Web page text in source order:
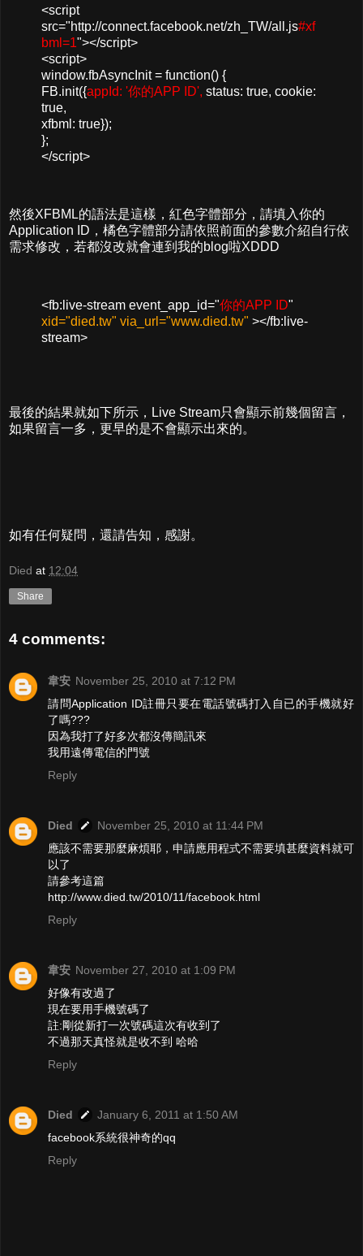
<script
src="http://connect.facebook.net/zh_TW/all.js#xf
bml=1"></script>
<script>
window.fbAsyncInit = function() {
FB.init({appId: '你的APP ID', status: true, cookie:
true,
xfbml: true});
};
</script>
然後XFBML的語法是這樣，紅色字體部分，請填入你的
Application ID，橘色字體部分請依照前面的參數介紹自行依
需求修改，若都沒改就會連到我的blog啦XDDD
<fb:live-stream event_app_id="你的APP ID"
xid="died.tw" via_url="www.died.tw" ></fb:live-
stream>
最後的結果就如下所示，Live Stream只會顯示前幾個留言，
如果留言一多，更早的是不會顯示出來的。
如有任何疑問，還請告知，感謝。
Died at 12:04
Share
4 comments:
韋安 November 25, 2010 at 7:12 PM
請問Application ID註冊只要在電話號碼打入自已的手機就好
了嗎???
因為我打了好多次都沒傳簡訊來
我用遠傳電信的門號
Reply
Died
November 25, 2010 at 11:44 PM
應該不需要那麼麻煩耶，申請應用程式不需要填甚麼資料就可
以了
請參考這篇
http://www.died.tw/2010/11/facebook.html
Reply
韋安 November 27, 2010 at 1:09 PM
好像有改過了
現在要用手機號碼了
註:剛從新打一次號碼這次有收到了
不過那天真怪就是收不到 哈哈
Reply
Died
January 6, 2011 at 1:50 AM
facebook系統很神奇的qq
Reply